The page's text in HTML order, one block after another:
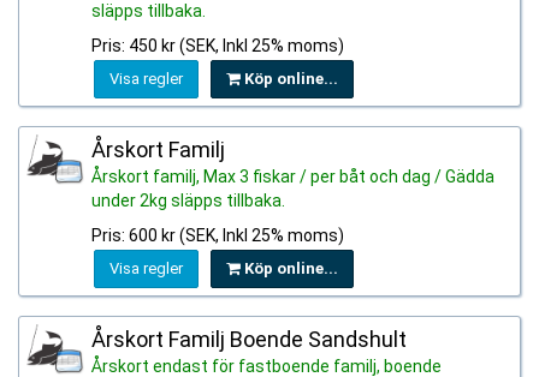
släpps tillbaka.
Pris: 450 kr (SEK, Inkl 25% moms)
Visa regler Köp online...
Årskort Familj
Årskort familj, Max 3 fiskar / per båt och dag / Gädda
under 2kg släpps tillbaka.
Pris: 600 kr (SEK, Inkl 25% moms)
Visa regler Köp online...
Årskort Familj Boende Sandshult
Årskort endast för fastboende familj, boende